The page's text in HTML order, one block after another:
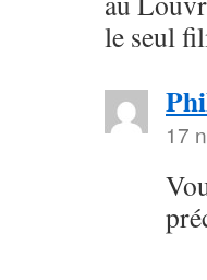
le seul
17